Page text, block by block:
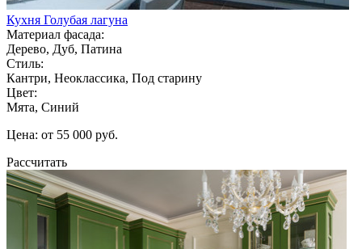
Кухня Голубая лагуна
Материал фасада:
Дерево, Дуб, Патина
Стиль:
Кантри, Неоклассика, Под старину
Цвет:
Мята, Синий
Цена: от 55 000 руб.
Рассчитать